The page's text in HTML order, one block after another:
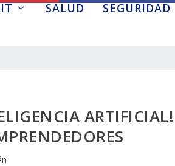
SALUD SEGURIDAD